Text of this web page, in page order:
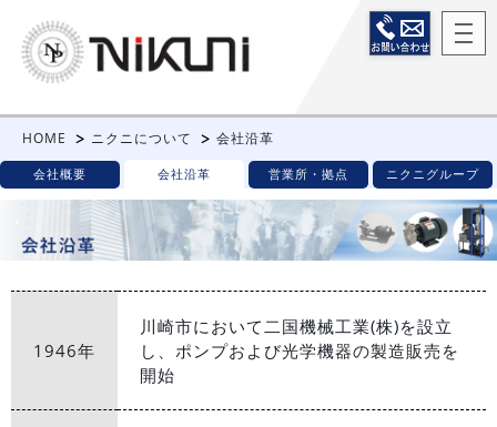
HOME ニクニについて 会社沿革
会社概要 会社沿革 営業所・拠点 ニクニグループ
1946年
川崎市において二国機械工業(株)を設立
し、ポンプおよび光学機器の製造販売を
開始